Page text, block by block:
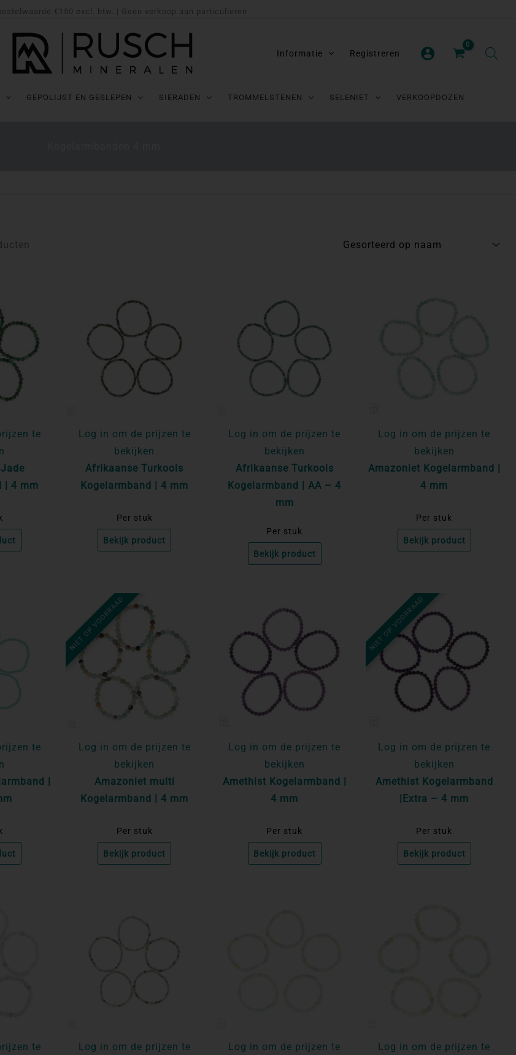
€150 excl. btw. | Geen verkoop aan particulieren.
Informatie Registreren
GEPOLIJST EN GESLEPEN SIERADEN TROMMELSTENEN SELENIET
VERKOOPDOZEN
te
| 4 mm
Log in om de prijzen te
bekijken
Afrikaanse Turkoois
Kogelarmband | 4 mm
Per stuk
Bekijk product
Log in om de prijzen te
bekijken
Afrikaanse Turkoois
Kogelarmband | AA – 4
mm
Per stuk
Bekijk product
Log in om de prijzen te
bekijken
Amazoniet Kogelarmband |
4 mm
Per stuk
Bekijk product
te
|
NIET OP VOORRAAD
Log in om de prijzen te
bekijken
Amazoniet multi
Kogelarmband | 4 mm
Per stuk
Bekijk product
Log in om de prijzen te
bekijken
Amethist Kogelarmband |
4 mm
Per stuk
Bekijk product
NIET OP VOORRAAD
Log in om de prijzen te
bekijken
Amethist Kogelarmband
|Extra – 4 mm
Per stuk
Bekijk product
te
Log in om de prijzen te
Log in om de prijzen te
Log in om de prijzen te